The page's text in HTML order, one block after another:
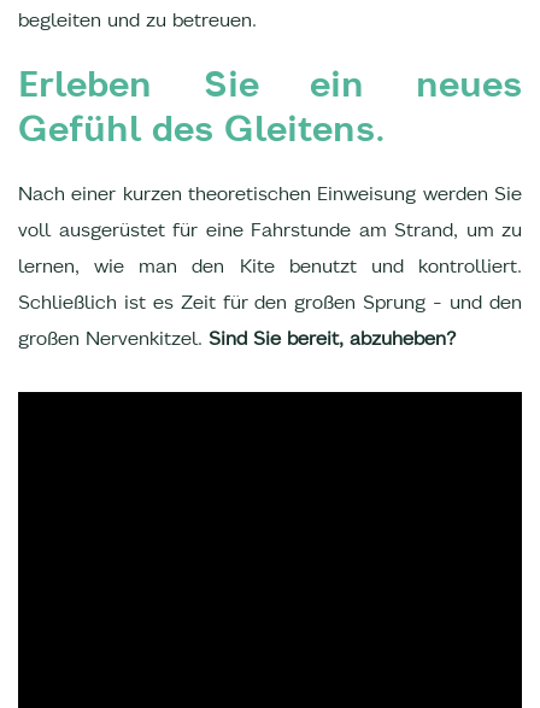
begleiten und zu betreuen.
Erleben Sie ein neues
Gefühl des Gleitens.
Nach einer kurzen theoretischen Einweisung werden Sie
voll ausgerüstet für eine Fahrstunde am Strand, um zu
lernen, wie man den Kite benutzt und kontrolliert.
Schließlich ist es Zeit für den großen Sprung - und den
großen Nervenkitzel. Sind Sie bereit, abzuheben?